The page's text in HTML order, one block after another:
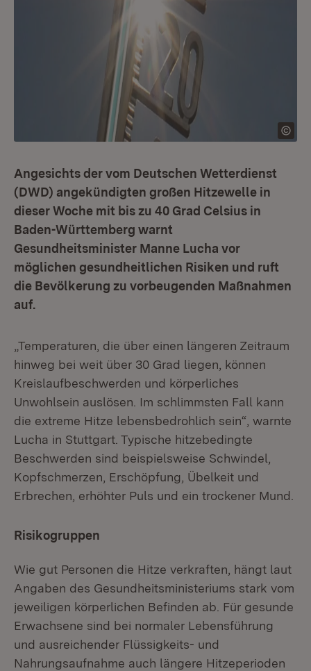
Angesichts der vom Deutschen Wetterdienst
(DWD) angekündigten großen Hitzewelle in
dieser Woche mit bis zu 40 Grad Celsius in
Baden-Württemberg warnt
Gesundheitsminister Manne Lucha vor
möglichen gesundheitlichen Risiken und ruft
die Bevölkerung zu vorbeugenden Maßnahmen
auf.
„Temperaturen, die über einen längeren Zeitraum
hinweg bei weit über 30 Grad liegen, können
Kreislaufbeschwerden und körperliches
Unwohlsein auslösen. Im schlimmsten Fall kann
die extreme Hitze lebensbedrohlich sein“, warnte
Lucha in Stuttgart. Typische hitzebedingte
Beschwerden sind beispielsweise Schwindel,
Kopfschmerzen, Erschöpfung, Übelkeit und
Erbrechen, erhöhter Puls und ein trockener Mund.
Risikogruppen
Wie gut Personen die Hitze verkraften, hängt laut
Angaben des Gesundheitsministeriums stark vom
jeweiligen körperlichen Befinden ab. Für gesunde
Erwachsene sind bei normaler Lebensführung
und ausreichender Flüssigkeits- und
Nahrungsaufnahme auch längere Hitzeperioden